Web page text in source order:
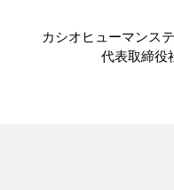
カシオヒューマンス
代表取締役